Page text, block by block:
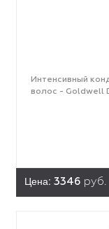
Интенсивный
волос - Goldwell
Цена: 3346 руб.